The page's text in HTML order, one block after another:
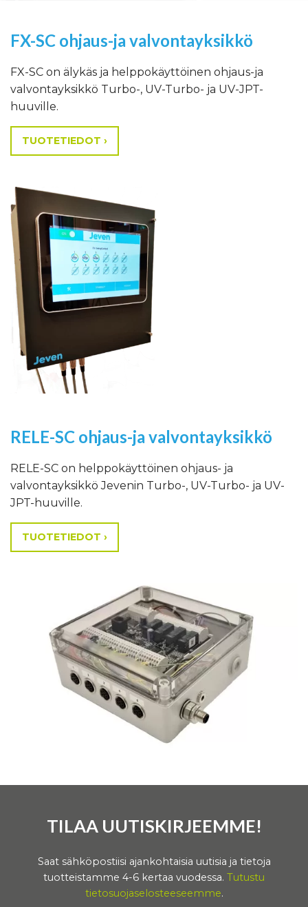
FX-SC ohjaus-ja valvontayksikkö
FX-SC on älykäs ja helppokäyttöinen ohjaus-ja
valvontayksikkö Turbo-, UV-Turbo- ja UV-JPT-
huuville.
TUOTETIEDOT ›
RELE-SC ohjaus-ja valvontayksikkö
RELE-SC on helppokäyttöinen ohjaus- ja
valvontayksikkö Jevenin Turbo-, UV-Turbo- ja UV-
JPT-huuville.
TUOTETIEDOT ›
TILAA UUTISKIRJEEMME!
Saat sähköpostiisi ajankohtaisia uutisia ja tietoja
tuotteistamme 4-6 kertaa vuodessa. Tutustu
tietosuojaselosteeseemme.